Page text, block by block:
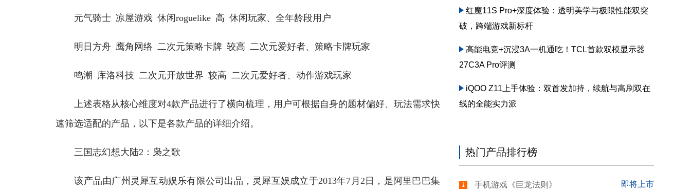
元气骑士 凉屋游戏 休闲roguelike 高 休闲玩家、全年龄段用户
明日方舟 鹰角网络 二次元策略卡牌 较高 二次元爱好者、策略卡牌玩家
鸣潮 库洛科技 二次元开放世界 较高 二次元爱好者、动作游戏玩家
上述表格从核心维度对4款产品进行了横向梳理，用户可根据自身的题材偏好、玩法需求快
速筛选适配的产品，以下是各款产品的详细介绍。
三国志幻想大陆2：枭之歌
该产品由广州灵犀互动娱乐有限公司出品，灵犀互娱成立于2013年7月2日，是阿里巴巴集
红魔11S Pro+深度体验：透明美学与极限性能双突
破，跨端游戏新标杆
高能电竞+沉浸3A一机通吃！TCL首款双模显示器
27C3A Pro评测
iQOO Z11上手体验：双首发加持，续航与高刷双在
线的全能实力派
热门产品排行榜
1 手机游戏《巨龙法则》 即将上市